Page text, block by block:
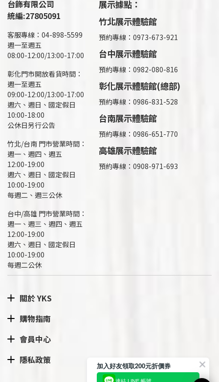
台飾有限公司
統編:27805091
客服專線：04-898-5599
週一至週五
08:00-12:00/13:00-17:00
彰化門市開放看貨時間：
週一至週五
09:00-12:00/13:00-17:00
週六、週日、國定假日
10:00-18:00
公休日另行公告
竹北/台南 門市營業時間：
週一、週四、週五
12:00-19:00
週六、週日、國定假日
10:00-19:00
每週二、週三公休
台中/高雄 門市營業時間：
週一、週三、週四、週五
12:00-19:00
週六、週日、國定假日
10:00-19:00
每週二公休
展示據點：
竹北展示體驗館
預約專線：0973-673-921
台中展示體驗館
預約專線：0982-080-816
彰化展示體驗館(總部)
預約專線： 0986-831-528
台南展示體驗館
預約專線：0986-651-770
高雄展示體驗館
預約專線： 0908-971-693
關於 YKS
購物指南
會員中心
隱私政策
加入好友領取200元折價券
連結 LINE 帳號